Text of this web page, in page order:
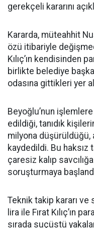
gerekçeli kararını
Kararda, müteahhit
özü itibariyle
Kılıç’ın kendisinden
birlikte belediye
odasına gittikleri yer
Beyoğlu’nun
edildiği, tanıdık
milyona düşürüldüğü,
kaydedildi. Bu
çaresiz kalıp
soruşturmaya
Teknik takip kararı ve
lira ile Fırat Kılıç’ın
sırada suçüstü